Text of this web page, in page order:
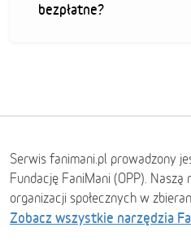
bezpłatne?
Serwis fanimani.pl prowadzony
Fundację FaniMani (OPP).
organizacji społecznych w
Zobacz wszystkie narzędzia